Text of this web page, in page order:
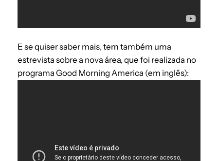
E se quiser saber mais, tem também uma
estrevista sobre a nova área, que foi realizada no
programa Good Morning America (em inglês):